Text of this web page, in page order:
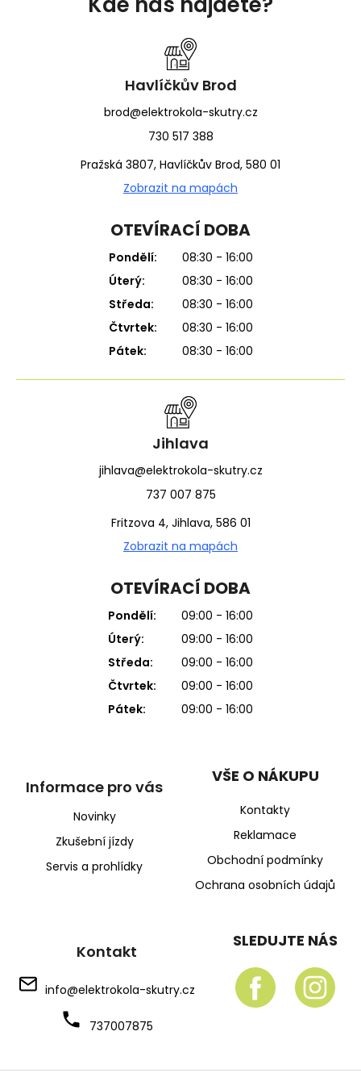
Havlíčkův Brod
brod@elektrokola-skutry.cz
730 517 388
Pražská 3807, Havlíčkův Brod, 580 01
Zobrazit na mapách
OTEVÍRACÍ DOBA
Pondělí:
08:30 - 16:00
Úterý:
08:30 - 16:00
Středa:
08:30 - 16:00
Čtvrtek:
08:30 - 16:00
Pátek:
08:30 - 16:00
Jihlava
jihlava@elektrokola-skutry.cz
737 007 875
Fritzova 4, Jihlava, 586 01
Zobrazit na mapách
OTEVÍRACÍ DOBA
Pondělí:
09:00 - 16:00
Úterý:
09:00 - 16:00
Středa:
09:00 - 16:00
Čtvrtek:
09:00 - 16:00
Pátek:
09:00 - 16:00
Informace pro vás
Novinky
Zkušební jízdy
Servis a prohlídky
VŠE O NÁKUPU
Kontakty
Reklamace
Obchodní podmínky
Ochrana osobních údajů
Kontakt
info@elektrokola-skutry.cz
737007875
SLEDUJTE NÁS